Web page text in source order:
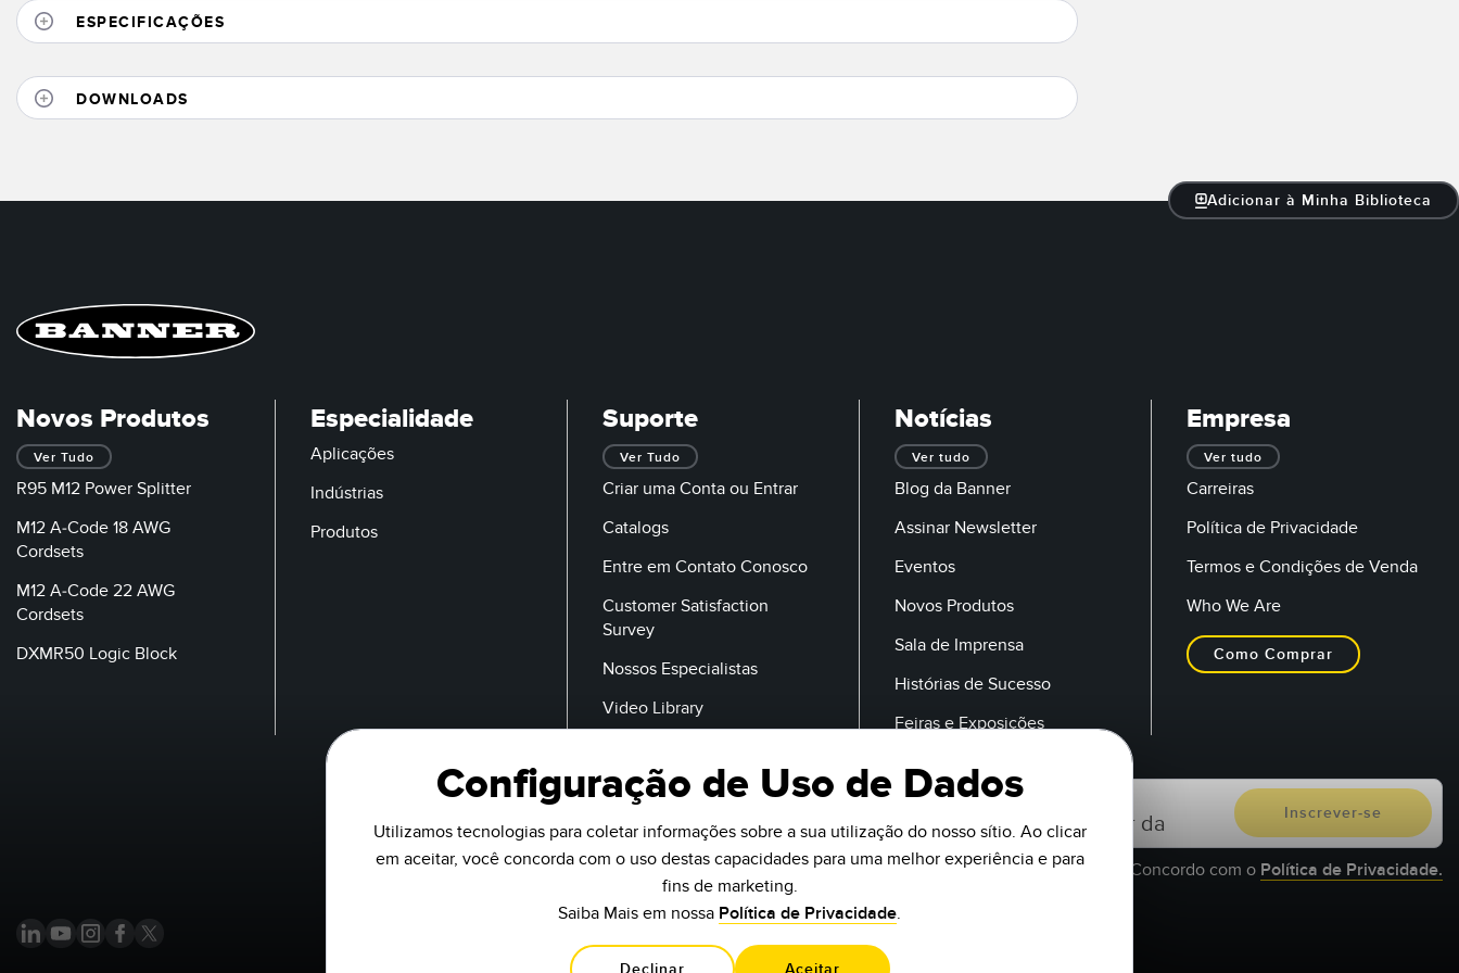
ESPECIFICAÇÕES
DOWNLOADS
Adicionar à Minha Biblioteca
Novos Produtos
Ver Tudo
R95 M12 Power Splitter
M12 A-Code 18 AWG
Cordsets
M12 A-Code 22 AWG
Cordsets
DXMR50 Logic Block
Especialidade
Aplicações
Indústrias
Produtos
Suporte
Ver Tudo
Criar uma Conta ou Entrar
Catalogs
Entre em Contato Conosco
Customer Satisfaction
Survey
Nossos Especialistas
Video Library
Notícias
Ver tudo
Blog da Banner
Assinar Newsletter
Eventos
Novos Produtos
Sala de Imprensa
Histórias de Sucesso
Feiras e Exposições
Empresa
Ver tudo
Carreiras
Política de Privacidade
Termos e Condições de Venda
Who We Are
Como Comprar
E-Mail
Concordo com o Política de Privacidade.
Configuração de Uso de Dados
Utilizamos tecnologias para coletar informações sobre a sua utilização do nosso sítio. Ao clicar
em aceitar, você concorda com o uso destas capacidades para uma melhor experiência e para
fins de marketing.
Saiba Mais em nossa Política de Privacidade.
Declinar Aceitar